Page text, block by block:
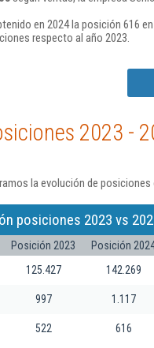
en 2024 la posición 616
respecto al año 2023.
2023 -
la evolución de posiciones
posiciones 2023 vs
Posición 2023 Posición
125.427 142.269
997 1.117
522 616